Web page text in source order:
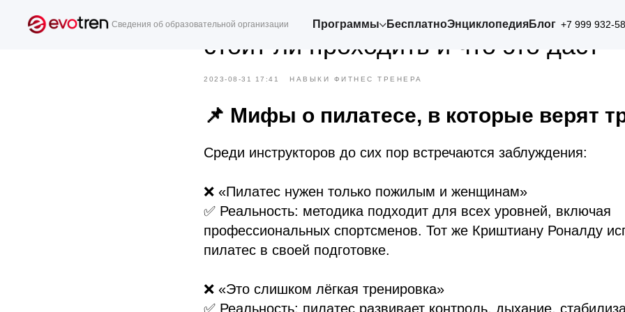
Сведения об образовательной организации Программы БесплатноЭнциклопедияБлог +7 999 932-
Пилатес обучение для фитнес-
стоит ли проходить и что это даст
2023-08-31 17:41 НАВЫКИ ФИТНЕС ТРЕНЕРА
📌 Мифы о пилатесе, в которые верят
Среди инструкторов до сих пор встречаются заблуждения:
❌ «Пилатес нужен только пожилым и женщинам»
✅ Реальность: методика подходит для всех уровней, включая
профессиональных спортсменов. Тот же Криштиану Роналду
пилатес в своей подготовке.
❌ «Это слишком лёгкая тренировка»
✅ Реальность: пилатес развивает контроль, дыхание,